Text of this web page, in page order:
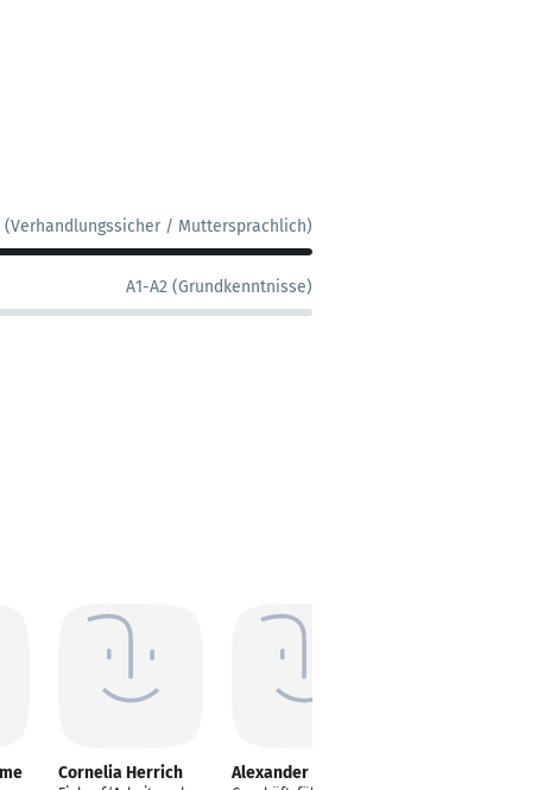
(Verhandlungssicher / Muttersprachlich)
A1-A2 (Grundkenntnisse)
Cornelia Herrich Alexander Spiess